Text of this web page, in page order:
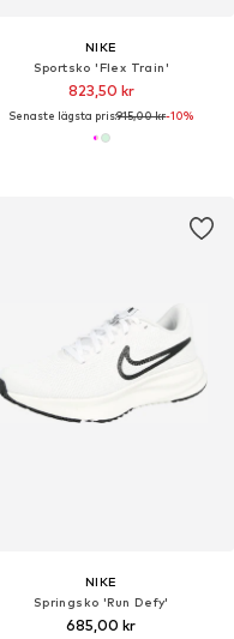
NIKE
Sportsko 'Flex Train'
823,50 kr
Senaste lägsta pris:915,00 kr-10%
NIKE
Springsko 'Run Defy'
685,00 kr